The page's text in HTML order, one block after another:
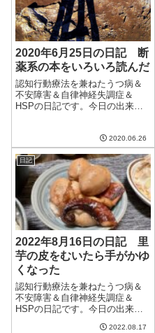
2020年6月25日の日記 断
薬系の本をいろいろ読んだ
認知行動療法を兼ねたうつ病＆
不安障害＆自律神経失調症＆
HSPの日記です。今日の出来事
いが明日からは暑くなるらし
い。もう七月が近いのでしょう
がないとはいえ、蒸し暑いのは
憂鬱。うつ病などの...
2020.06.26
日記
2022年8月16日の日記 里
芋の皮をむいたら手がかゆ
くなった
認知行動療法を兼ねたうつ病＆
不安障害＆自律神経失調症＆
HSPの日記です。今日の出来事
2022.08.17